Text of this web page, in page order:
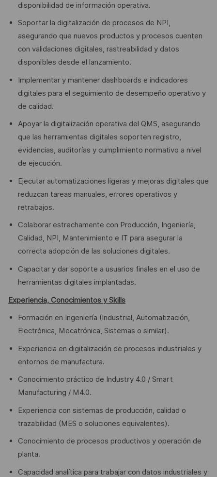
disponibilidad de información operativa.
Soportar la digitalización de procesos de NPI,
asegurando que nuevos productos y procesos cuenten
con validaciones digitales, rastreabilidad y datos
disponibles desde el lanzamiento.
Implementar y mantener dashboards e indicadores
digitales para el seguimiento de desempeño operativo y
de calidad.
Apoyar la digitalización operativa del QMS, asegurando
que las herramientas digitales soporten registro,
evidencias, auditorías y cumplimiento normativo a nivel
de ejecución.
Ejecutar automatizaciones ligeras y mejoras digitales que
reduzcan tareas manuales, errores operativos y
retrabajos.
Colaborar estrechamente con Producción, Ingeniería,
Calidad, NPI, Mantenimiento e IT para asegurar la
correcta adopción de las soluciones digitales.
Capacitar y dar soporte a usuarios finales en el uso de
herramientas digitales implantadas.
Experiencia, Conocimientos y Skills
Formación en Ingeniería (Industrial, Automatización,
Electrónica, Mecatrónica, Sistemas o similar).
Experiencia en digitalización de procesos industriales y
entornos de manufactura.
Conocimiento práctico de Industry 4.0 / Smart
Manufacturing / M4.0.
Experiencia con sistemas de producción, calidad o
trazabilidad (MES o soluciones equivalentes).
Conocimiento de procesos productivos y operación de
planta.
Capacidad analítica para trabajar con datos industriales y